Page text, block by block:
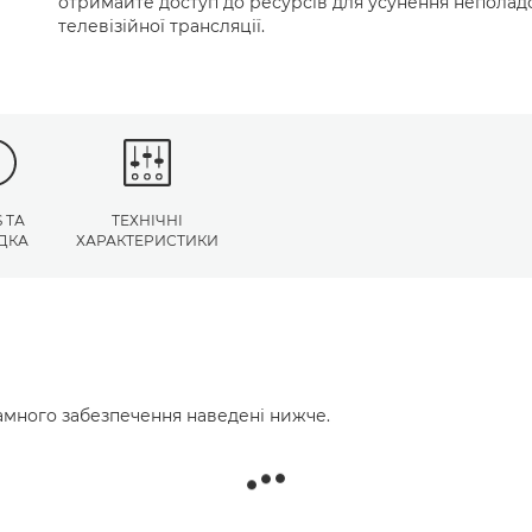
телевізійної трансляції.
ТА
ТЕХНІЧНІ
ХАРАКТЕРИСТИКИ
забезпечення наведені нижче.